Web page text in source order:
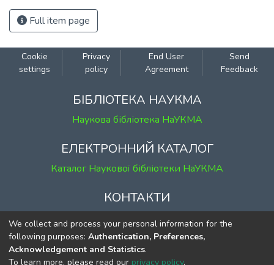
Full item page
Cookie
settings
Privacy
policy
End User
Agreement
Send
Feedback
БІБЛІОТЕКА НАУКМА
Наукова бібліотека НаУКМА
ЕЛЕКТРОННИЙ КАТАЛОГ
Каталог Наукової бібліотеки НаУКМА
КОНТАКТИ
м. Київ, вул. Григорія Сковороди, 2
к. 1, к. 120
тел. (044) 463-69-31
We collect and process your personal information for the
following purposes: Authentication, Preferences,
Acknowledgement and Statistics.
To learn more, please read our privacy policy.